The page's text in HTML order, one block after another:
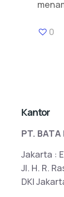
0
Kantor
PT. BATA
Jakarta :
Jl. H. R.
DKI